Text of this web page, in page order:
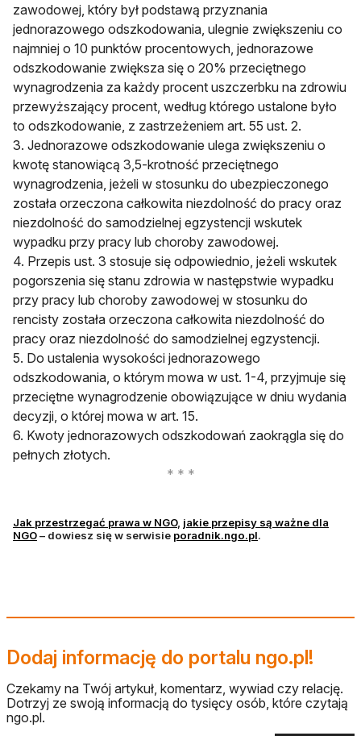
zawodowej, który był podstawą przyznania
jednorazowego odszkodowania, ulegnie zwiększeniu co
najmniej o 10 punktów procentowych, jednorazowe
odszkodowanie zwiększa się o 20% przeciętnego
wynagrodzenia za każdy procent uszczerbku na zdrowiu
przewyższający procent, według którego ustalone było
to odszkodowanie, z zastrzeżeniem art. 55 ust. 2.
3. Jednorazowe odszkodowanie ulega zwiększeniu o
kwotę stanowiącą 3,5-krotność przeciętnego
wynagrodzenia, jeżeli w stosunku do ubezpieczonego
została orzeczona całkowita niezdolność do pracy oraz
niezdolność do samodzielnej egzystencji wskutek
wypadku przy pracy lub choroby zawodowej.
4. Przepis ust. 3 stosuje się odpowiednio, jeżeli wskutek
pogorszenia się stanu zdrowia w następstwie wypadku
przy pracy lub choroby zawodowej w stosunku do
rencisty została orzeczona całkowita niezdolność do
pracy oraz niezdolność do samodzielnej egzystencji.
5. Do ustalenia wysokości jednorazowego
odszkodowania, o którym mowa w ust. 1-4, przyjmuje się
przeciętne wynagrodzenie obowiązujące w dniu wydania
decyzji, o której mowa w art. 15.
6. Kwoty jednorazowych odszkodowań zaokrągla się do
pełnych złotych.
Jak przestrzegać prawa w NGOotwiera się w nowej karcie
, jakie przepisy są ważne dla
NGOotwiera się w nowej karcie
– dowiesz się w serwisie poradnik.ngo.pl.
Dodaj informację do portalu ngo.pl!
Czekamy na Twój artykuł, komentarz, wywiad czy relację.
Dotrzyj ze swoją informacją do tysięcy osób, które czytają
ngo.pl.